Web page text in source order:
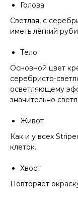
Голова
Светлая, с
иметь лёгкий
Тело
Основной цвет
серебристо-
осветляющему
значительно
Живот
Как и у всех
клеток.
Хвост
Повторяет